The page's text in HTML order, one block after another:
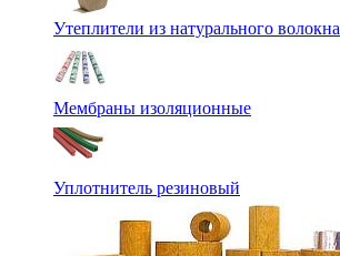
Утеплители из натурального волокна
Мембраны изоляционные
Уплотнитель резиновый